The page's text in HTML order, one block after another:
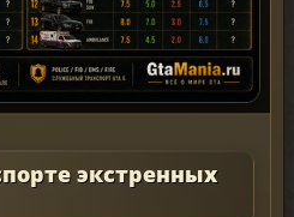
экстренных